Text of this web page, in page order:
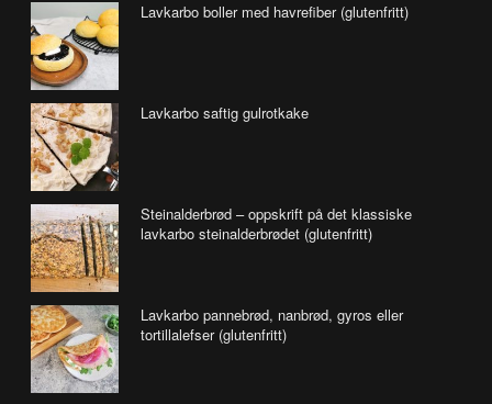
Lavkarbo boller med havrefiber (glutenfritt)
Lavkarbo saftig gulrotkake
Steinalderbrød – oppskrift på det klassiske
lavkarbo steinalderbrødet (glutenfritt)
Lavkarbo pannebrød, nanbrød, gyros eller
tortillalefser (glutenfritt)